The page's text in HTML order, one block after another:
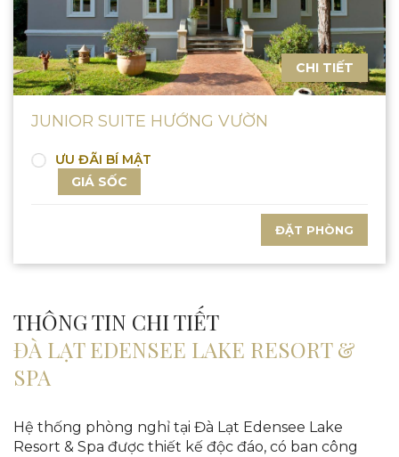
CHI TIẾT
JUNIOR SUITE HƯỚNG VƯỜN
ƯU ĐÃI BÍ MẬT
GIÁ SỐC
ĐẶT PHÒNG
THÔNG TIN CHI TIẾT
ĐÀ LẠT EDENSEE LAKE RESORT &
SPA
Hệ thống phòng nghỉ tại Đà Lạt Edensee Lake
Resort & Spa được thiết kế độc đáo, có ban công